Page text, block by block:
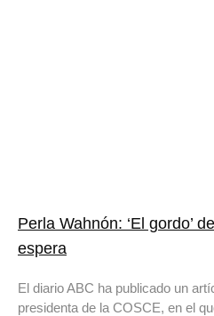
Perla Wahnón: ‘El gordo’
espera
El diario ABC ha publicado un
presidenta de la COSCE, en el